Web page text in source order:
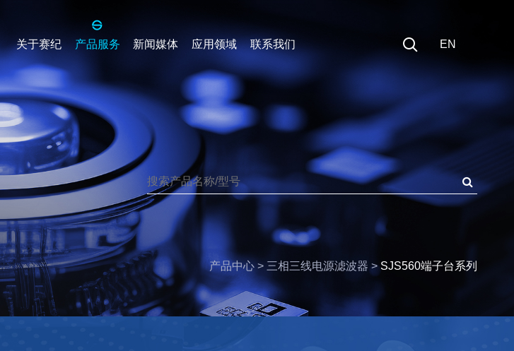
关于赛纪
公司介绍
办公环境
企业价值
产品服务
单相电源滤波器
单相单级
单相双级
单相三级
导轨型
开关插座/PCB板滤波器
通用型 IEC 插座式滤波器
带保险丝和开关IEC插座滤波器
PCB板滤波器
三相四线电源滤波器
三相四线单级
三相四线双级
单相医疗设备专用滤波器
三相医疗专用滤波器
新闻媒体 应用领域
医疗领域
能源领域
汽车领域
数据&通信
精密设备
变频设备
联系我们 EN
产品中心 > 三相三线电源滤波器 >SJS560端子台系列